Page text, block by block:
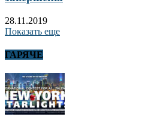
28.11.2019
Показать еще
ГАРЯЧЕ